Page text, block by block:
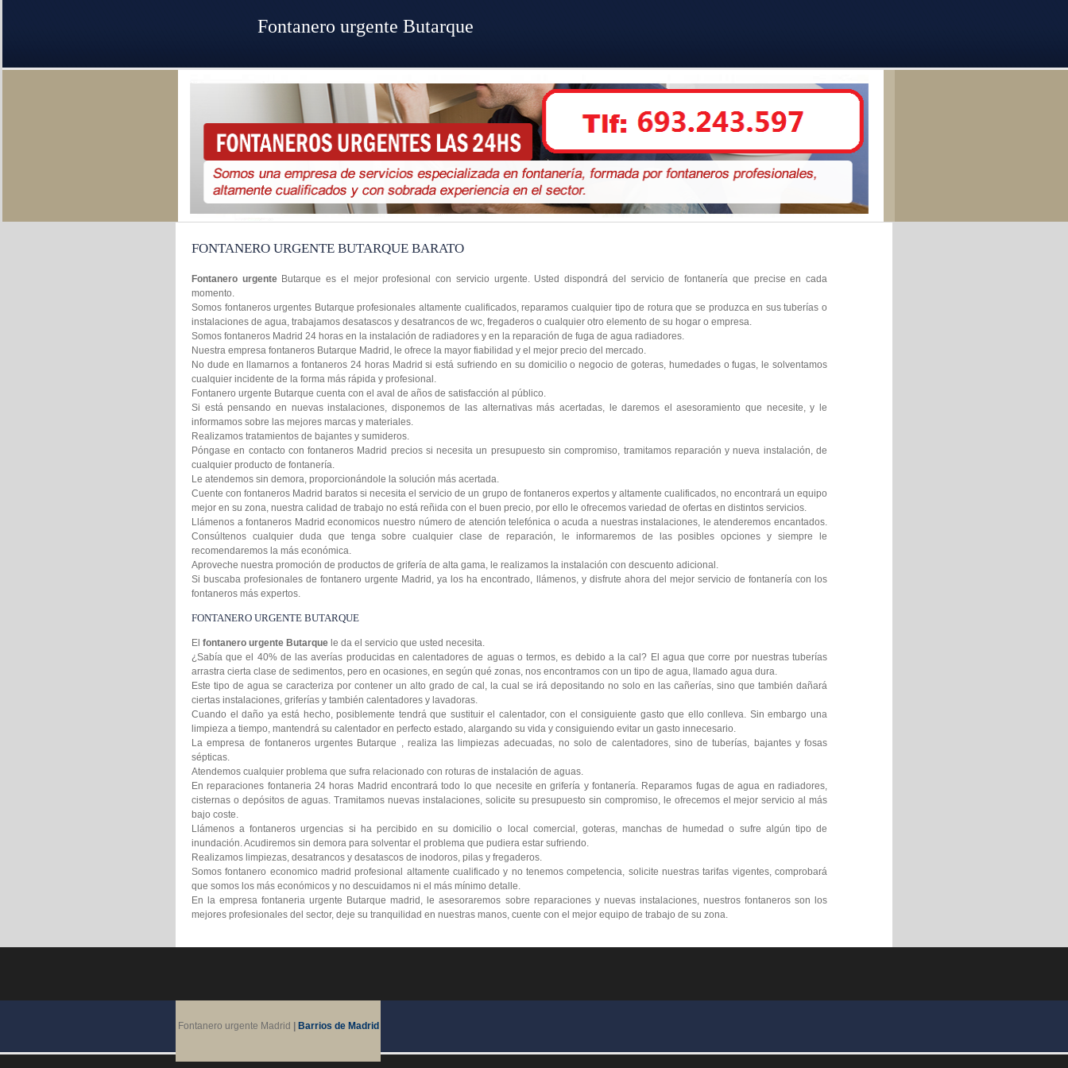
FONTANERO URGENTE BUTARQUE BARATO
Fontanero urgente Butarque es el mejor profesional con servicio urgente. Usted dispondrá del servicio de fontanería que precise en cada
momento.
Somos fontaneros urgentes Butarque profesionales altamente cualificados, reparamos cualquier tipo de rotura que se produzca en sus tuberías o
instalaciones de agua, trabajamos desatascos y desatrancos de wc, fregaderos o cualquier otro elemento de su hogar o empresa.
Somos fontaneros Madrid 24 horas en la instalación de radiadores y en la reparación de fuga de agua radiadores.
Nuestra empresa fontaneros Butarque Madrid, le ofrece la mayor fiabilidad y el mejor precio del mercado.
No dude en llamarnos a fontaneros 24 horas Madrid si está sufriendo en su domicilio o negocio de goteras, humedades o fugas, le solventamos
cualquier incidente de la forma más rápida y profesional.
Fontanero urgente Butarque cuenta con el aval de años de satisfacción al público.
Si está pensando en nuevas instalaciones, disponemos de las alternativas más acertadas, le daremos el asesoramiento que necesite, y le
informamos sobre las mejores marcas y materiales.
Realizamos tratamientos de bajantes y sumideros.
Póngase en contacto con fontaneros Madrid precios si necesita un presupuesto sin compromiso, tramitamos reparación y nueva instalación, de
cualquier producto de fontanería.
Le atendemos sin demora, proporcionándole la solución más acertada.
Cuente con fontaneros Madrid baratos si necesita el servicio de un grupo de fontaneros expertos y altamente cualificados, no encontrará un equipo
mejor en su zona, nuestra calidad de trabajo no está reñida con el buen precio, por ello le ofrecemos variedad de ofertas en distintos servicios.
Llámenos a fontaneros Madrid economicos nuestro número de atención telefónica o acuda a nuestras instalaciones, le atenderemos encantados.
Consúltenos cualquier duda que tenga sobre cualquier clase de reparación, le informaremos de las posibles opciones y siempre le
recomendaremos la más económica.
Aproveche nuestra promoción de productos de grifería de alta gama, le realizamos la instalación con descuento adicional.
Si buscaba profesionales de fontanero urgente Madrid, ya los ha encontrado, llámenos, y disfrute ahora del mejor servicio de fontanería con los
fontaneros más expertos.
FONTANERO URGENTE BUTARQUE
El fontanero urgente Butarque le da el servicio que usted necesita.
¿Sabía que el 40% de las averías producidas en calentadores de aguas o termos, es debido a la cal? El agua que corre por nuestras tuberías
arrastra cierta clase de sedimentos, pero en ocasiones, en según qué zonas, nos encontramos con un tipo de agua, llamado agua dura.
Este tipo de agua se caracteriza por contener un alto grado de cal, la cual se irá depositando no solo en las cañerías, sino que también dañará
ciertas instalaciones, griferías y también calentadores y lavadoras.
Cuando el daño ya está hecho, posiblemente tendrá que sustituir el calentador, con el consiguiente gasto que ello conlleva. Sin embargo una
limpieza a tiempo, mantendrá su calentador en perfecto estado, alargando su vida y consiguiendo evitar un gasto innecesario.
La empresa de fontaneros urgentes Butarque , realiza las limpiezas adecuadas, no solo de calentadores, sino de tuberías, bajantes y fosas
sépticas.
Atendemos cualquier problema que sufra relacionado con roturas de instalación de aguas.
En reparaciones fontaneria 24 horas Madrid encontrará todo lo que necesite en grifería y fontanería. Reparamos fugas de agua en radiadores,
cisternas o depósitos de aguas. Tramitamos nuevas instalaciones, solicite su presupuesto sin compromiso, le ofrecemos el mejor servicio al más
bajo coste.
Llámenos a fontaneros urgencias si ha percibido en su domicilio o local comercial, goteras, manchas de humedad o sufre algún tipo de
inundación. Acudiremos sin demora para solventar el problema que pudiera estar sufriendo.
Realizamos limpiezas, desatrancos y desatascos de inodoros, pilas y fregaderos.
Somos fontanero economico madrid profesional altamente cualificado y no tenemos competencia, solicite nuestras tarifas vigentes, comprobará
que somos los más económicos y no descuidamos ni el más mínimo detalle.
En la empresa fontaneria urgente Butarque madrid, le asesoraremos sobre reparaciones y nuevas instalaciones, nuestros fontaneros son los
mejores profesionales del sector, deje su tranquilidad en nuestras manos, cuente con el mejor equipo de trabajo de su zona.
Fontanero urgente Madrid Barrios de Madrid
Fontanero urgente Butarque